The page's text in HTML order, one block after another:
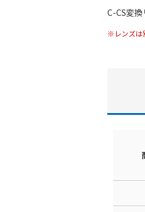
C-CS変
※レンズは